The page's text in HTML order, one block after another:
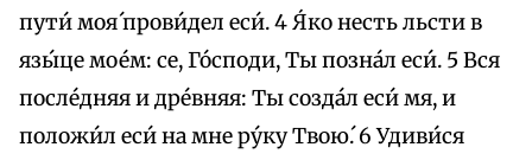
пути́ моя́ прови́дел еси́. 4 Я́ко несть льсти в
язы́це мое́м: се, Го́споди, Ты позна́л еси́. 5 Вся
после́дняя и дре́вняя: Ты созда́л еси́ мя, и
положи́л еси́ на мне ру́ку Твою́. 6 Удиви́ся